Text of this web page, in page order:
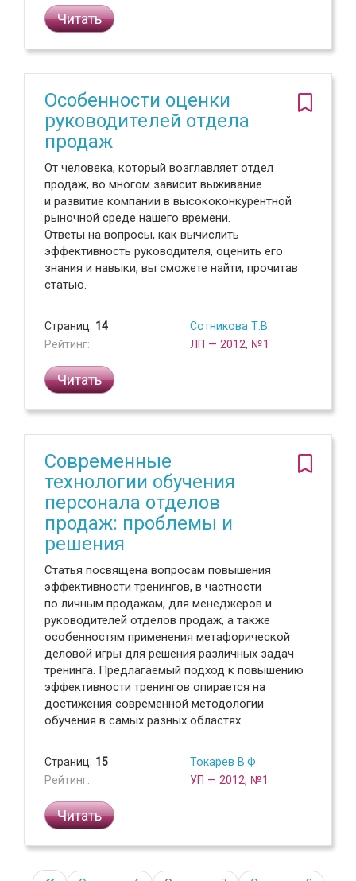
Читать
Особенности оценки
руководителей отдела
продаж
От человека, который возглавляет отдел
продаж, во многом зависит выживание
и развитие компании в высококонкурентной
рыночной среде нашего времени.
Ответы на вопросы, как вычислить
эффективность руководителя, оценить его
знания и навыки, вы сможете найти, прочитав
статью.
Страниц: 14
Рейтинг:
Сотникова Т.В.
ЛП — 2012, №1
Читать
Современные
технологии обучения
персонала отделов
продаж: проблемы и
решения
Статья посвящена вопросам повышения
эффективности тренингов, в частности
по личным продажам, для менеджеров и
руководителей отделов продаж, а также
особенностям применения метафорической
деловой игры для решения различных задач
тренинга. Предлагаемый подход к повышению
эффективности тренингов опирается на
достижения современной методологии
обучения в самых разных областях.
Страниц: 15
Рейтинг:
Токарев В.Ф.
УП — 2012, №1
Читать